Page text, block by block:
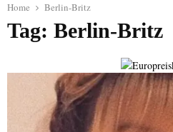
Home Berlin-Britz
Tag: Berlin-Britz